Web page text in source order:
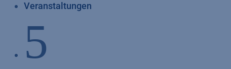
Veranstaltungen
5